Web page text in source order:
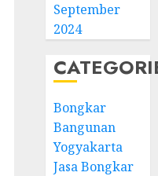
September
2024
Bongkar
Bangunan
Yogyakarta
Jasa Bongkar